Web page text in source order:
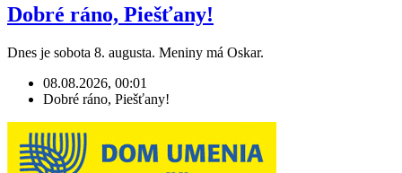
Dobré ráno, Piešťany!
Dnes je sobota 8. augusta. Meniny má Oskar.
08.08.2026, 00:01
Dobré ráno, Piešťany!